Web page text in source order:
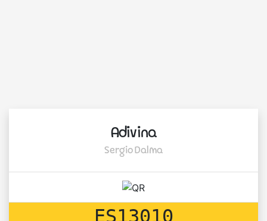
Adivina
Sergio Dalma
ES13010